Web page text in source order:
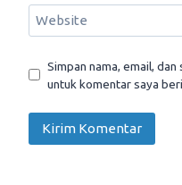
Website
Simpan nama, email,
untuk komentar saya